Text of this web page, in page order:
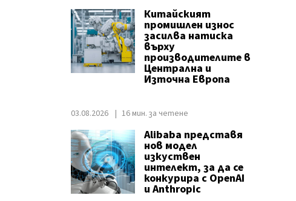
Китайският
промишлен износ
засилва натиска
върху
производителите в
Централна и
Източна Европа
03.08.2026 16 мин. за четене
Alibaba представя
нов модел
изкуствен
интелект, за да се
конкурира с OpenAI
и Anthropic